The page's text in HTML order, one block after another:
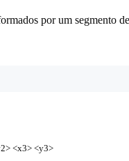
por um segmento
<x3> <y3>